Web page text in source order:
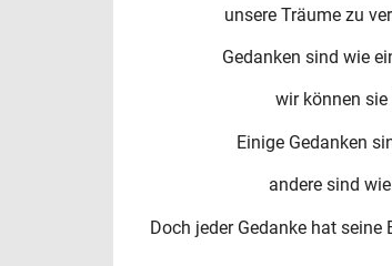
unsere Träume zu
Gedanken sind wie
wir können
Einige Gedanken
andere sind
Doch jeder Gedanke hat